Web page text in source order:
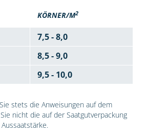
KÖRNER/M2
7,5 - 8,0
8,5 - 9,0
9,5 - 10,0
stets die Anweisungen auf dem
nicht die auf der Saatgutverpackung